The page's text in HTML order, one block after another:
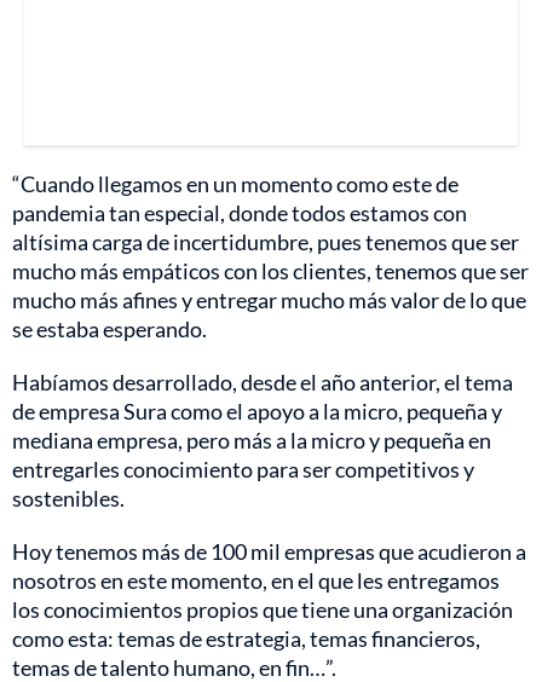
“Cuando llegamos en un momento como este de
pandemia tan especial, donde todos estamos con
altísima carga de incertidumbre, pues tenemos que ser
mucho más empáticos con los clientes, tenemos que ser
mucho más afines y entregar mucho más valor de lo que
se estaba esperando.
Habíamos desarrollado, desde el año anterior, el tema
de empresa Sura como el apoyo a la micro, pequeña y
mediana empresa, pero más a la micro y pequeña en
entregarles conocimiento para ser competitivos y
sostenibles.
Hoy tenemos más de 100 mil empresas que acudieron a
nosotros en este momento, en el que les entregamos
los conocimientos propios que tiene una organización
como esta: temas de estrategia, temas financieros,
temas de talento humano, en fin…”.